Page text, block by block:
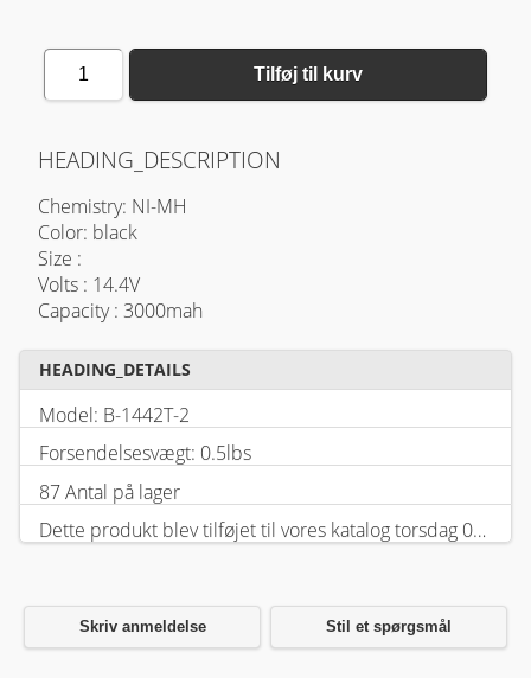
1 Tilføj til kurv
HEADING_DESCRIPTION
Chemistry: NI-MH
Color: black
Size :
Volts : 14.4V
Capacity : 3000mah
HEADING_DETAILS
Model: B-1442T-2
Forsendelsesvægt: 0.5lbs
87 Antal på lager
Dette produkt blev tilføjet til vores katalog torsdag 05 februar, 2026.
Skriv anmeldelse Stil et spørgsmål